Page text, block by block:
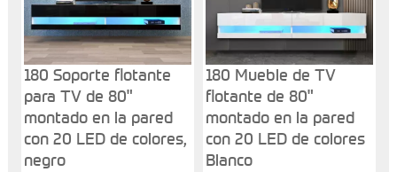
180 Soporte flotante
para TV de 80"
montado en la pared
con 20 LED de colores,
negro
180 Mueble de TV
flotante de 80"
montado en la pared
con 20 LED de colores
Blanco